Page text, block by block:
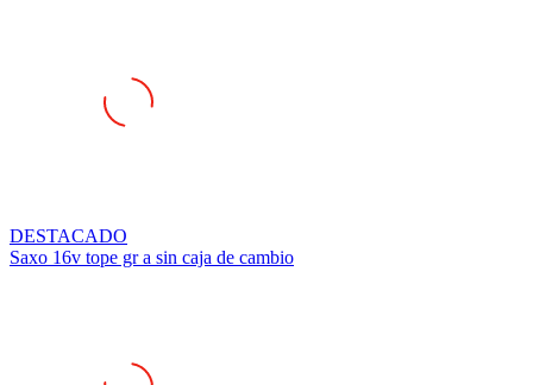
DESTACADO
Saxo 16v tope gr a sin caja de cambio